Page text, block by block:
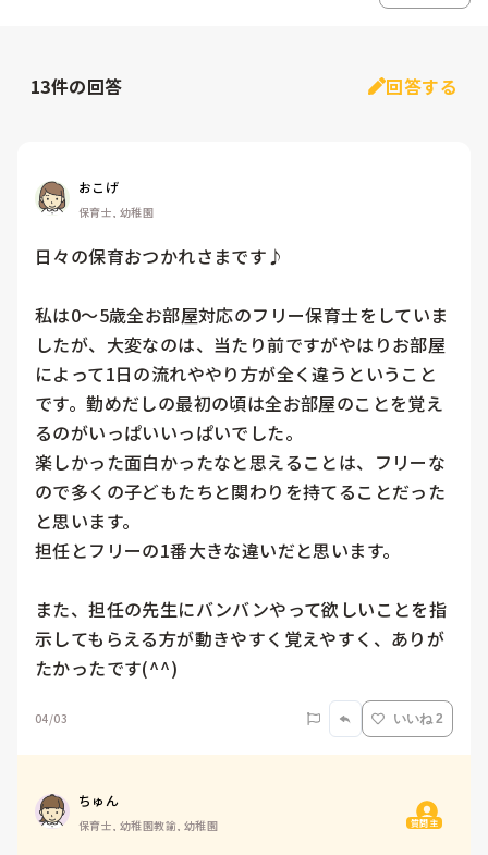
13件の回答 回答する
おこげ
保育士, 幼稚園
日々の保育おつかれさまです♪
私は0〜5歳全お部屋対応のフリー保育士をしていま
したが、大変なのは、当たり前ですがやはりお部屋
によって1日の流れややり方が全く違うということ
です。勤めだしの最初の頃は全お部屋のことを覚え
るのがいっぱいいっぱいでした。
楽しかった面白かったなと思えることは、フリーな
ので多くの子どもたちと関わりを持てることだった
と思います。
担任とフリーの1番大きな違いだと思います。
また、担任の先生にバンバンやって欲しいことを指
示してもらえる方が動きやすく覚えやすく、ありが
たかったです(⁠^⁠^⁠)
04/03 いいね 2
ちゅん
保育士, 幼稚園教諭, 幼稚園 質問主